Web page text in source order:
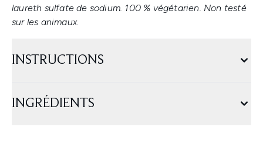
laureth sulfate de sodium. 100 % végétarien. Non testé
sur les animaux.
INSTRUCTIONS
INGRÉDIENTS